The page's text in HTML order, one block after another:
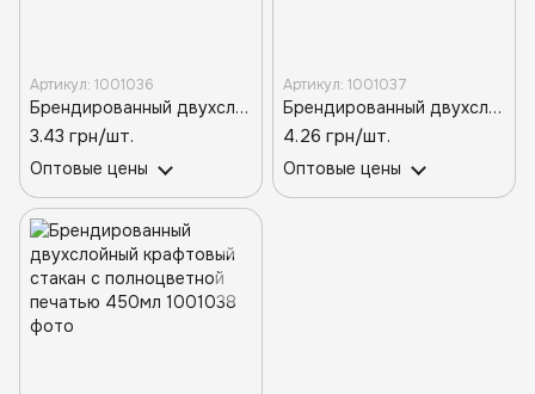
Артикул: 1001036
Брендированный двухслойный крафтовый стакан с полноцветной печатью 250мл
3.43 грн/шт.
Оптовые цены
Артикул: 1001037
Брендированный двухслойный крафтовый стакан с полноцветной печатью 350мл
4.26 грн/шт.
Оптовые цены